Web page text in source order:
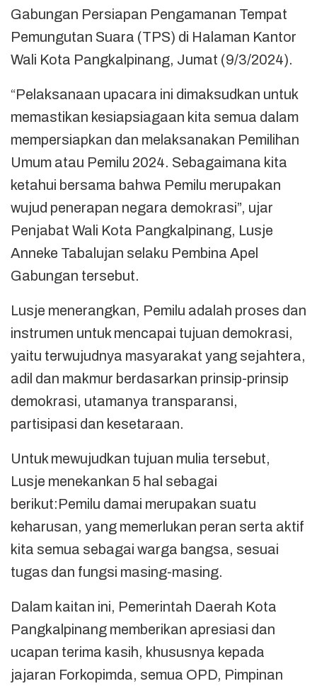
Gabungan Persiapan Pengamanan Tempat
Pemungutan Suara (TPS) di Halaman Kantor
Wali Kota Pangkalpinang, Jumat (9/3/2024).
“Pelaksanaan upacara ini dimaksudkan untuk
memastikan kesiapsiagaan kita semua dalam
mempersiapkan dan melaksanakan Pemilihan
Umum atau Pemilu 2024. Sebagaimana kita
ketahui bersama bahwa Pemilu merupakan
wujud penerapan negara demokrasi”, ujar
Penjabat Wali Kota Pangkalpinang, Lusje
Anneke Tabalujan selaku Pembina Apel
Gabungan tersebut.
Lusje menerangkan, Pemilu adalah proses dan
instrumen untuk mencapai tujuan demokrasi,
yaitu terwujudnya masyarakat yang sejahtera,
adil dan makmur berdasarkan prinsip-prinsip
demokrasi, utamanya transparansi,
partisipasi dan kesetaraan.
Untuk mewujudkan tujuan mulia tersebut,
Lusje menekankan 5 hal sebagai
berikut:Pemilu damai merupakan suatu
keharusan, yang memerlukan peran serta aktif
kita semua sebagai warga bangsa, sesuai
tugas dan fungsi masing-masing.
Dalam kaitan ini, Pemerintah Daerah Kota
Pangkalpinang memberikan apresiasi dan
ucapan terima kasih, khususnya kepada
jajaran Forkopimda, semua OPD, Pimpinan